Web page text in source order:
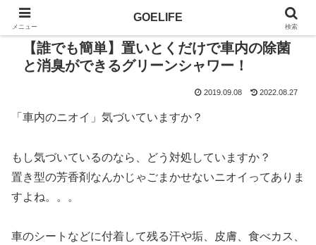
【誰でも簡単】置いとくだけで車内の除菌
と消臭ができるグリーンシャワー！
2019.09.08 2022.08.27
「車内のニオイ」気づいていますか？
もし気づいているのなら、どう対処していますか？
置き型の芳香剤なんかじゃごまかせないニオイってありま
すよね。。。
車のシートなどに付着して残る汗や垢、皮膚、食べカス、
メニュー
GOELIFE
検索